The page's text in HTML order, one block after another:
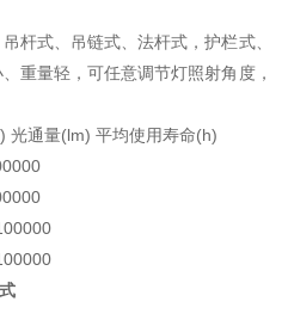
杆式、吊链式、法杆式，护栏式、
重量轻，可任意调节灯照射角度，
光通量(lm) 平均使用寿命(h)